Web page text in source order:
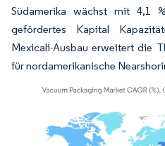
Südamerika wächst mit 4,1
gefördertes Kapital
Mexicali-Ausbau erweitert die
für nordamerikanische